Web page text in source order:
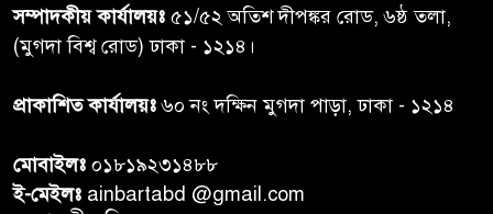
মাঝে ১৩ লক্ষ ১৫ হাজার টাকা
বিতরণ
বান্দরবানে বন্যায় ক্ষতিগ্রস্তদের
দক্ষিণ চট্টগ্রামের এক অসহায় ও
সম্পাদকীয় কার্যালয়ঃ ৫১/৫২ অতিশ দীপঙ্কর রোড, ৬ষ্ঠ তলা,
(মুগদা বিশ্ব রোড) ঢাকা - ১২১৪।
প্রাকাশিত কার্যালয়ঃ৬০ নং দক্ষিন মুগদা পাড়া, ঢাকা - ১২১৪
মোবাইলঃ ০১৮১৯২৩১৪৮৮
ই-মেইলঃ ainbartabd @gmail.com